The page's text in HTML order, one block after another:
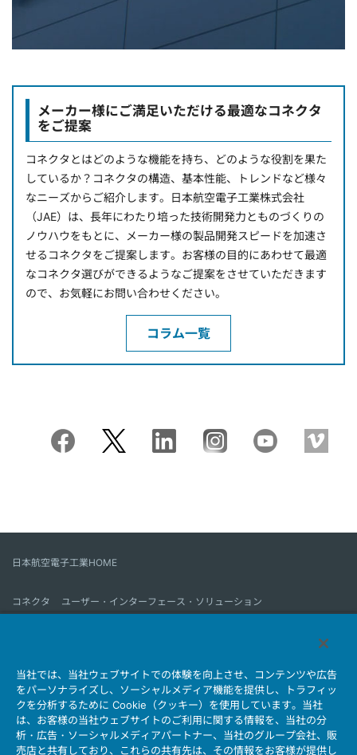
メーカー様にご満足いただける最適なコネクタ
をご提案
コネクタとはどのような機能を持ち、どのような役割を果た
しているか？コネクタの構造、基本性能、トレンドなど様々
なニーズからご紹介します。日本航空電子工業株式会社
（JAE）は、長年にわたり培った技術開発力とものづくりの
ノウハウをもとに、メーカー様の製品開発スピードを加速さ
せるコネクタをご提案します。お客様の目的にあわせて最適
なコネクタ選びができるようなご提案をさせていただきます
ので、お気軽にお問い合わせください。
コラム一覧
日本航空電子工業HOME
コネクタ
ユーザー・インターフェース・ソリューション
会社情報 サステナビリティ IR情報 採用情報
会社情報新着一覧
製品情報新着一覧
サイトマップ お問い合わせ
当社では、当社ウェブサイトでの体験を向上させ、コンテンツや広告
をパーソナライズし、ソーシャルメディア機能を提供し、トラフィッ
クを分析するために Cookie（クッキー）を使用しています。当社
は、お客様の当社ウェブサイトのご利用に関する情報を、当社の分
析・広告・ソーシャルメディアパートナー、当社のグループ会社、販
売店と共有しており、これらの共有先は、その情報をお客様が提供し